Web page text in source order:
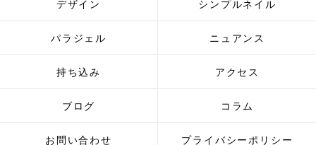
デザイン シンプルネイル
パラジェル ニュアンス
持ち込み アクセス
ブログ コラム
お問い合わせ プライバシーポリシー